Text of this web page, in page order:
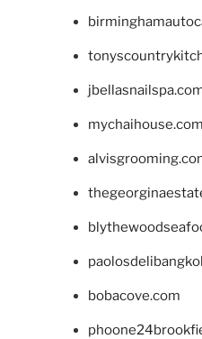
mychaihouse.com
bobacove.com